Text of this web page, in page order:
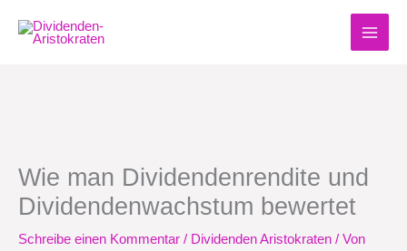
Inhalt
springen
Wie man Dividendenrendite und
Dividendenwachstum bewertet
Schreibe einen Kommentar / Dividenden Aristokraten / Von